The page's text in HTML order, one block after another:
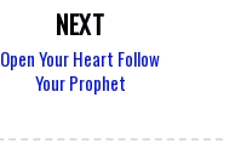
NEXT
Open Your Heart Follow
Your Prophet